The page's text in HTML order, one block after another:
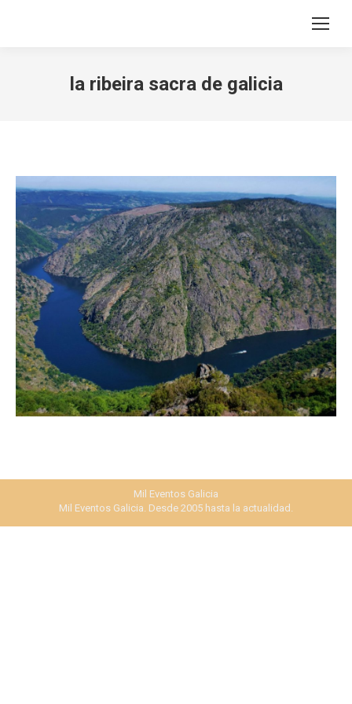
Search:
la ribeira sacra de galicia
Mil Eventos Galicia
Mil Eventos Galicia. Desde 2005 hasta la actualidad.